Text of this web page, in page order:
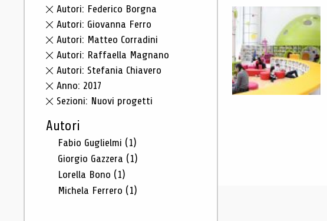
Autori: Federico Borgna
Autori: Giovanna Ferro
Autori: Matteo Corradini
Autori: Raffaella Magnano
Autori: Stefania Chiavero
Anno: 2017
Sezioni: Nuovi progetti
Autori
Fabio Guglielmi (1)
Giorgio Gazzera (1)
Lorella Bono (1)
Michela Ferrero (1)